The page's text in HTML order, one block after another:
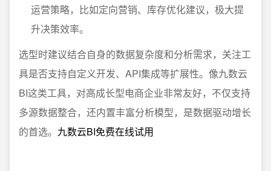
运营策略，比如定向营销、库存优化建议，极大提
升决策效率。
选型时建议结合自身的数据复杂度和分析需求，关注工
具是否支持自定义开发、API集成等扩展性。像九数云
BI这类工具，对高成长型电商企业非常友好，不仅支持
多源数据整合，还内置丰富分析模型，是数据驱动增长
的首选。 九数云BI免费在线试用